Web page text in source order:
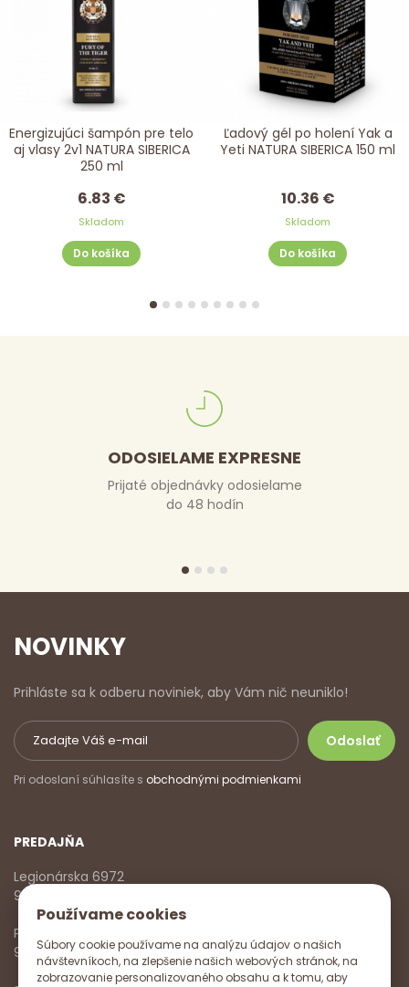
Používame cookies
Súbory cookie používame na analýzu údajov o našich
návštevníkoch, na zlepšenie našich webových stránok, na
zobrazovanie personalizovaného obsahu a k tomu, aby
Energizujúci šampón pre telo
aj vlasy 2v1 NATURA SIBERICA
250 ml
6.83 €
Skladom
Do košíka
Ľadový gél po holení Yak a
Yeti NATURA SIBERICA 150 ml
10.36 €
Skladom
Do košíka
ODOSIELAME EXPRESNE
Prijaté objednávky odosielame
do 48 hodín
NOVINKY
Prihláste sa k odberu noviniek, aby Vám nič neuniklo!
Pri odoslaní súhlasíte s obchodnými podmienkami
PREDAJŇA
Legionárska 6972
911 01 Trenčín
Pondelok - Piatok
9:00 - 17:00